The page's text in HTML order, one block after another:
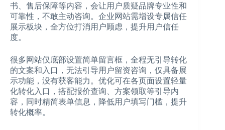
书、售后保障等内容，会让用户质疑品牌专业性和
可靠性，不敢主动咨询。企业网站需增设专属信任
展示板块，全方位打消用户顾虑，提升用户信任
度。
很多网站仅底部设置简单留言框，全程无引导转化
的文案和入口，无法引导用户留资咨询，仅具备展
示功能，没有获客能力。优化可在各页面设置轻量
化转化入口，搭配报价查询、方案领取等引导内
容，同时精简表单信息，降低用户填写门槛，提升
转化概率。